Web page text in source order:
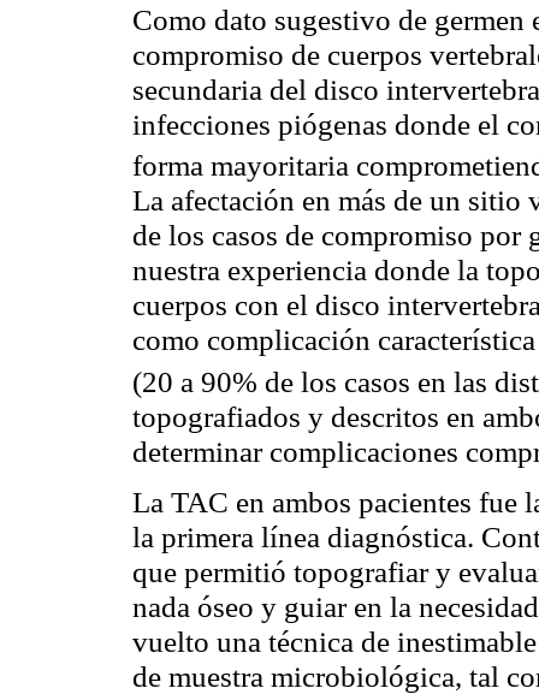
Como dato sugestivo de
compromiso de cuerpos
secundaria del disco
infecciones piógenas donde el
forma mayoritaria
La afectación en más de un sitio
de los casos de compromiso por
nuestra experiencia donde la
cuerpos con el disco
como complicación
(20 a 90% de los casos en las
topografiados y descritos en
determinar complicaciones
La TAC en ambos pacientes fue
la primera línea diagnóstica.
que permitió topografiar y
nada óseo y guiar en la
vuelto una técnica de
de muestra microbiológica, tal